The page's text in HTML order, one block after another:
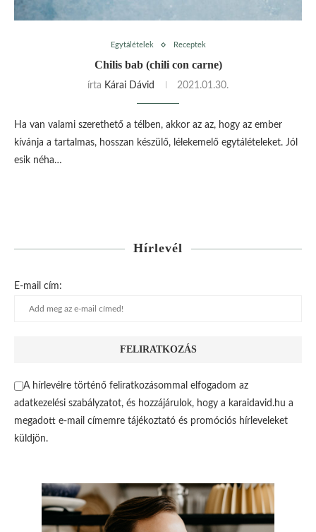
Egytálételek Receptek
Chilis bab (chili con carne)
írta Kárai Dávid 2021.01.30.
Ha van valami szerethető a télben, akkor az az, hogy az ember
kívánja a tartalmas, hosszan készülő, lélekemelő egytálételeket. Jól
esik néha…
Hírlevél
E-mail cím:
A hírlevélre történő feliratkozásommal elfogadom az
adatkezelési szabályzatot, és hozzájárulok, hogy a karaidavid.hu a
megadott e-mail címemre tájékoztató és promóciós hírleveleket
küldjön.